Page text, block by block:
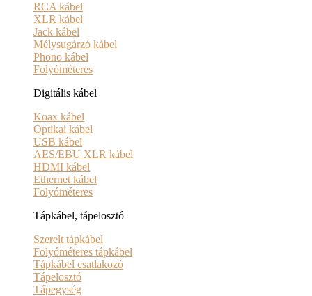
RCA kábel
XLR kábel
Jack kábel
Mélysugárzó kábel
Phono kábel
Folyóméteres
Digitális kábel
Koax kábel
Optikai kábel
USB kábel
AES/EBU XLR kábel
HDMI kábel
Ethernet kábel
Folyóméteres
Tápkábel, tápelosztó
Szerelt tápkábel
Folyóméteres tápkábel
Tápkábel csatlakozó
Tápelosztó
Tápegység